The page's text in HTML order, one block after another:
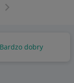
Następna strona
Bardzo dobry